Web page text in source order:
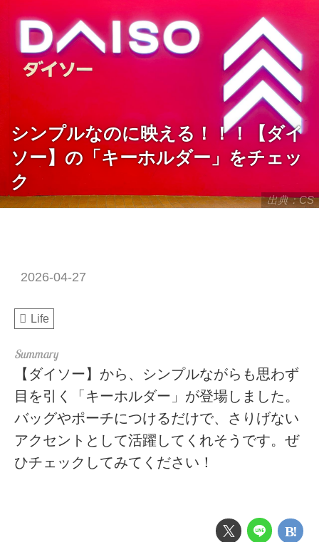
出典：CS
シンプルなのに映える！！！【ダイ
ソー】の「キーホルダー」をチェッ
ク
2026-04-27
Life
【ダイソー】から、シンプルながらも思わず
目を引く「キーホルダー」が登場しました。
バッグやポーチにつけるだけで、さりげない
アクセントとして活躍してくれそうです。ぜ
ひチェックしてみてください！